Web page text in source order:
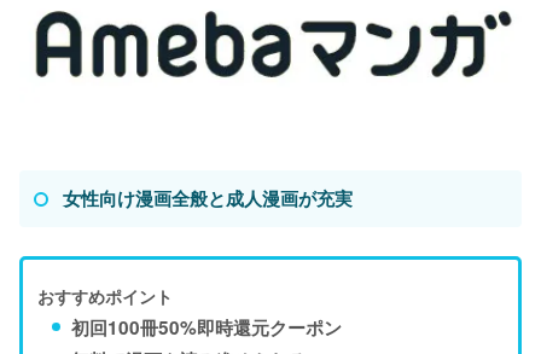
女性向け漫画全般と成人漫画が充実
おすすめポイント
初回100冊50%即時還元クーポン